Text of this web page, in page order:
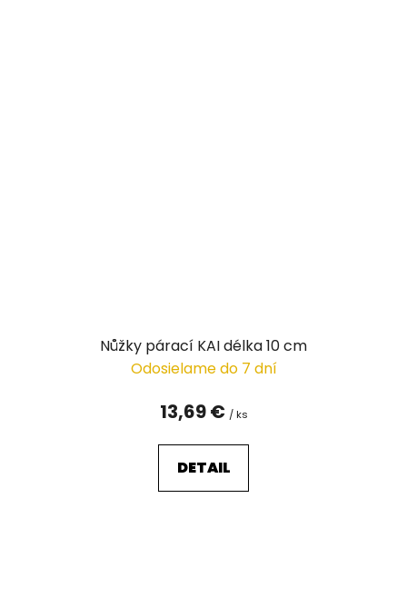
Nůžky párací KAI délka 10 cm
Odosielame do 7 dní
13,69 € / ks
DETAIL